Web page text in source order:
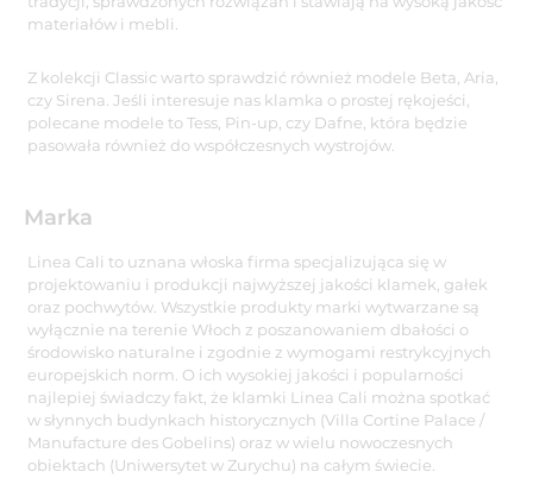
materiałów i mebli.
Z kolekcji Classic warto sprawdzić również modele Beta, Aria,
czy Sirena. Jeśli interesuje nas klamka o prostej rękojeści,
polecane modele to Tess, Pin-up, czy Dafne, która będzie
pasowała również do współczesnych wystrojów.
Marka
Linea Cali to uznana włoska firma specjalizująca się w
projektowaniu i produkcji najwyższej jakości klamek, gałek
oraz pochwytów. Wszystkie produkty marki wytwarzane są
wyłącznie na terenie Włoch z poszanowaniem dbałości o
środowisko naturalne i zgodnie z wymogami restrykcyjnych
europejskich norm. O ich wysokiej jakości i popularności
najlepiej świadczy fakt, że klamki Linea Cali można spotkać
w słynnych budynkach historycznych (Villa Cortine Palace /
Manufacture des Gobelins) oraz w wielu nowoczesnych
obiektach (Uniwersytet w Zurychu) na całym świecie.